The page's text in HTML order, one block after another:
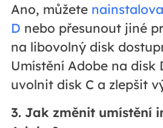
Ano, můžete
D nebo přesunout jiné
na libovolný disk
Umístění Adobe na disk
uvolnit disk C a zlepšit
3. Jak změnit umístění